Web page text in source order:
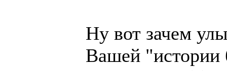
Ну вот зачем
Вашей "истории